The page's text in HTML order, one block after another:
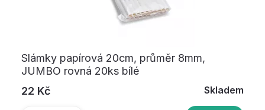
Slámky papírová 20cm, průměr 8mm,
JUMBO rovná 20ks bílé
22 Kč
Skladem